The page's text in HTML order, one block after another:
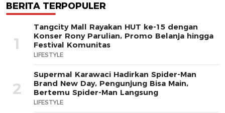
BERITA TERPOPULER
1
Tangcity Mall Rayakan HUT ke-15 dengan
Konser Rony Parulian, Promo Belanja hingga
Festival Komunitas
LIFESTYLE
2
Supermal Karawaci Hadirkan Spider-Man
Brand New Day, Pengunjung Bisa Main,
Bertemu Spider-Man Langsung
LIFESTYLE